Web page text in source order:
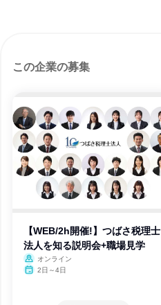
この企業の募集
【WEB/2h開催!】つばさ税理士
法人を知る説明会+職場見学
オンライン
2日～4日